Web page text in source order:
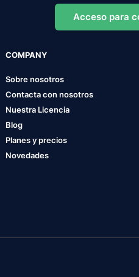
Acceso para
COMPANY
Sobre nosotros
Contacta con nosotros
Nuestra Licencia
Blog
Planes y precios
Novedades